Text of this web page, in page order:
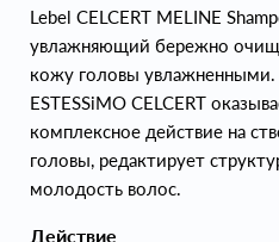
Lebel CELCERT MELINE
увлажняющий бережно
кожу головы увлажненными.
ESTESSiMO CELCERT
комплексное действие на
головы, редактирует
молодость волос.
Действие